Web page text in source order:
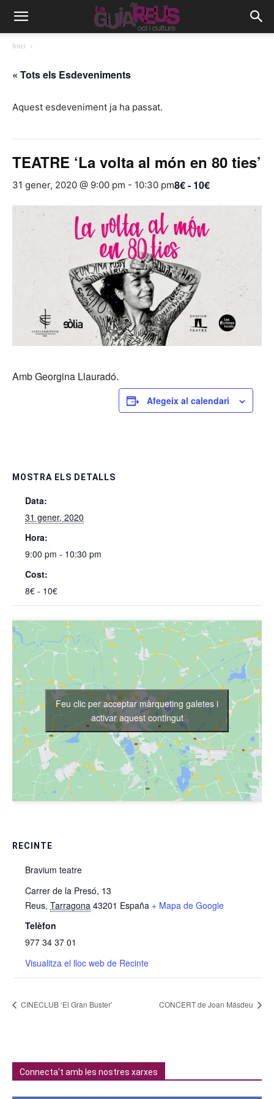
Inici
« Tots els Esdeveniments
Aquest esdeveniment ja ha passat.
TEATRE ‘La volta al món en 80 ties’
31 gener, 2020 @ 9:00 pm - 10:30 pm8€ - 10€
Amb Georgina Llauradó.
Afegeix al calendari
MOSTRA ELS DETALLS
Data:
31 gener, 2020
Hora:
9:00 pm - 10:30 pm
Cost:
8€ - 10€
RECINTE
Bravium teatre
Carrer de la Presó, 13
Reus, Tarragona 43201 España + Mapa de Google
Telèfon
977 34 37 01
Visualitza el lloc web de Recinte
Feu clic per acceptar màrqueting galetes i
activar aquest contingut
CINECLUB ‘El Gran Buster’ CONCERT de Joan Másdeu
Connecta't amb les nostres xarxes